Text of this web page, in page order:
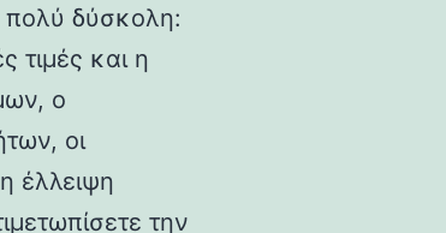
πολύ δύσκολη:
τιμές και η
ο
οι
έλλειψη
την